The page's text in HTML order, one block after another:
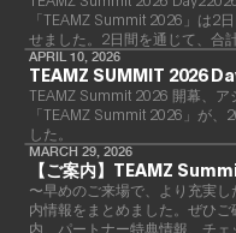
「TEAMZ Summit 2026」は2
せました。2日間を通じて、合
るアジア最大級のカンファレン
りました。
APRIL 10, 2026
TEAMZ SUMMIT 2026
TEAMZ Summit 2026 開幕、ア
「TEAMZ Summit 2026」が
した。
MARCH 29, 2026
【ご案内】TEAMZ
〜早めのご来場で、より充実
内情報をまとめました。ぜひ
内、パートナー特典情報、チ